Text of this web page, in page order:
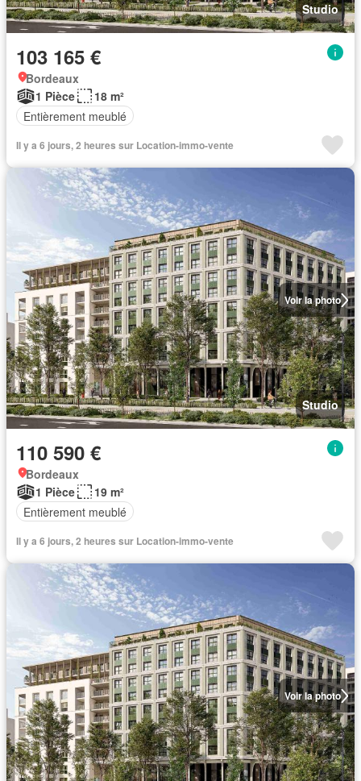
Studio
103 165 €
Bordeaux
1 Pièce
18 m²
Entièrement meublé
Il y a 6 jours, 2 heures sur Location-immo-vente
Voir la photo
Studio
110 590 €
Bordeaux
1 Pièce
19 m²
Entièrement meublé
Il y a 6 jours, 2 heures sur Location-immo-vente
Voir la photo